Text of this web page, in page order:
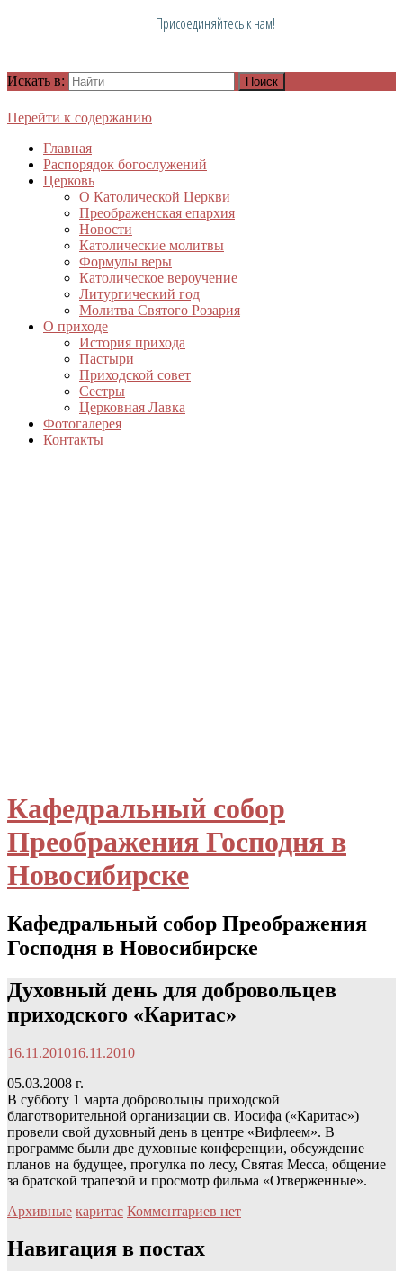
Присоединяйтесь к нам!
Искать в:
Перейти к содержанию
Главная
Распорядок богослужений
Церковь
О Католической Церкви
Преображенская епархия
Новости
Католические молитвы
Формулы веры
Католическое вероучение
Литургический год
Молитва Святого Розария
О приходе
История прихода
Пастыри
Приходской совет
Сестры
Церковная Лавка
Фотогалерея
Контакты
Кафедральный собор
Преображения Господня в
Новосибирске
Кафедральный собор Преображения
Господня в Новосибирске
Духовный день для добровольцев
приходского «Каритас»
16.11.201016.11.2010
05.03.2008 г.
В субботу 1 марта добровольцы приходской
благотворительной организации св. Иосифа («Каритас»)
провели свой духовный день в центре «Вифлеем». В
программе были две духовные конференции, обсуждение
планов на будущее, прогулка по лесу, Святая Месса, общение
за братской трапезой и просмотр фильма «Отверженные».
Архивные каритас Комментариев нет
Навигация в постах